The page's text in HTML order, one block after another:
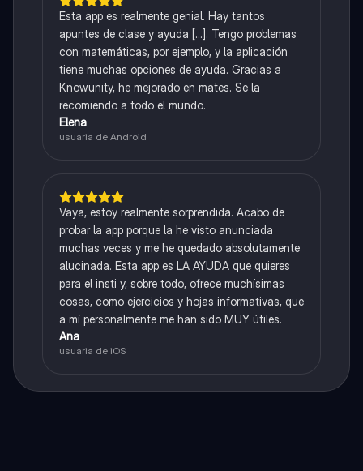
Esta app es realmente genial. Hay tantos
apuntes de clase y ayuda [...]. Tengo problemas
con matemáticas, por ejemplo, y la aplicación
tiene muchas opciones de ayuda. Gracias a
Knowunity, he mejorado en mates. Se la
recomiendo a todo el mundo.
Elena
usuaria de Android
Vaya, estoy realmente sorprendida. Acabo de
probar la app porque la he visto anunciada
muchas veces y me he quedado absolutamente
alucinada. Esta app es LA AYUDA que quieres
para el insti y, sobre todo, ofrece muchísimas
cosas, como ejercicios y hojas informativas, que
a mí personalmente me han sido MUY útiles.
Ana
usuaria de iOS